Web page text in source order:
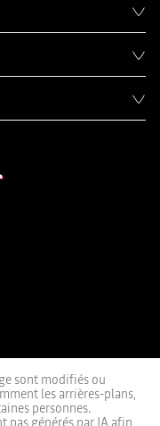
sont modifiés ou
les arrières-plans,
personnes.